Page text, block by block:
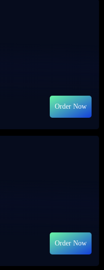
Order Now
Order Now